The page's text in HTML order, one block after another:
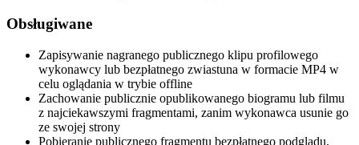
Obsługiwane
Zapisywanie nagranego publicznego klipu profilowego
wykonawcy lub bezpłatnego zwiastuna w formacie MP4 w
celu oglądania w trybie offline
Zachowanie publicznie opublikowanego biogramu lub filmu
z najciekawszymi fragmentami, zanim wykonawca usunie go
ze swojej strony
Pobieranie publicznego fragmentu bezpłatnego podglądu,